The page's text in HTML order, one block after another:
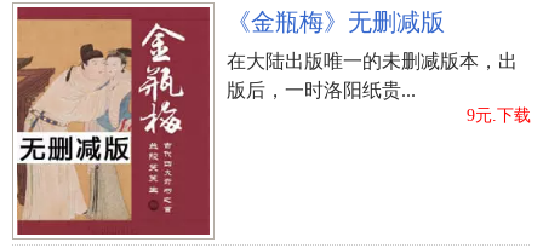
《梦林玄解》
梦一身都是鬼：大吉，士人主金榜第一。《梦林
玄解》
梦雨中现鬼：为阴犯阳欺，大不祥。病人梦之，
必难医治。
《金瓶梅》无删减版
在大陆出版唯一的未删减版本，出
版后，一时洛阳纸贵...
9元.下载